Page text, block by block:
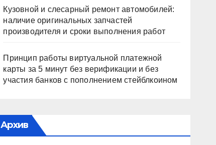
Кузовной и слесарный ремонт автомобилей:
наличие оригинальных запчастей
производителя и сроки выполнения работ
Принцип работы виртуальной платежной
карты за 5 минут без верификации и без
участия банков с пополнением стейблкоином
Архив